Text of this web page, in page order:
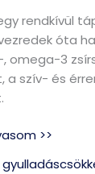
rendkívül
óta
, omega-3
a szív- és
>>